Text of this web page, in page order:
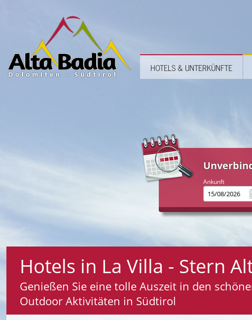
HOTELS & UNTERKÜNFTE
Hotels in La Villa - Stern
Genießen Sie eine tolle Auszeit in den
Outdoor Aktivitäten in Südtirol
Ankunft